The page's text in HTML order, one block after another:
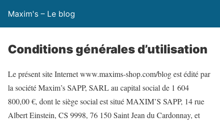
Maxim's – Le blog
Conditions générales d’utilisation
Le présent site Internet www.maxims-shop.com/blog est édité par
la société Maxim’s SAPP, SARL au capital social de 1 604
800,00 €, dont le siège social est situé MAXIM’S SAPP, 14 rue
Albert Einstein, CS 9998, 76 150 Saint Jean du Cardonnay, et